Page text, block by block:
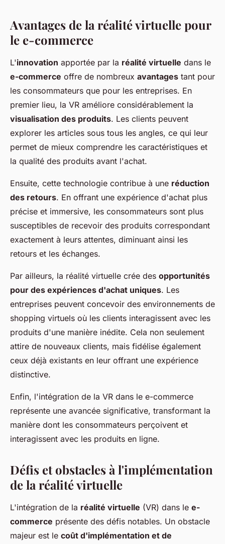
Avantages de la réalité virtuelle pour
le e-commerce
L'innovation apportée par la réalité virtuelle dans le
e-commerce offre de nombreux avantages tant pour
les consommateurs que pour les entreprises. En
premier lieu, la VR améliore considérablement la
visualisation des produits. Les clients peuvent
explorer les articles sous tous les angles, ce qui leur
permet de mieux comprendre les caractéristiques et
la qualité des produits avant l'achat.
Ensuite, cette technologie contribue à une réduction
des retours. En offrant une expérience d'achat plus
précise et immersive, les consommateurs sont plus
susceptibles de recevoir des produits correspondant
exactement à leurs attentes, diminuant ainsi les
retours et les échanges.
Par ailleurs, la réalité virtuelle crée des opportunités
pour des expériences d'achat uniques. Les
entreprises peuvent concevoir des environnements de
shopping virtuels où les clients interagissent avec les
produits d'une manière inédite. Cela non seulement
attire de nouveaux clients, mais fidélise également
ceux déjà existants en leur offrant une expérience
distinctive.
Enfin, l'intégration de la VR dans le e-commerce
représente une avancée significative, transformant la
manière dont les consommateurs perçoivent et
interagissent avec les produits en ligne.
Défis et obstacles à l'implémentation
de la réalité virtuelle
L'intégration de la réalité virtuelle (VR) dans le e-
commerce présente des défis notables. Un obstacle
majeur est le coût d'implémentation et de